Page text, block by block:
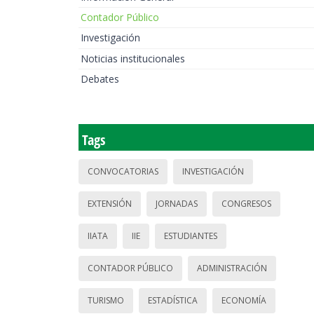
Contador Público
Investigación
Noticias institucionales
Debates
Tags
CONVOCATORIAS INVESTIGACIÓN
EXTENSIÓN JORNADAS CONGRESOS
IIATA IIE ESTUDIANTES
CONTADOR PÚBLICO ADMINISTRACIÓN
TURISMO ESTADÍSTICA ECONOMÍA